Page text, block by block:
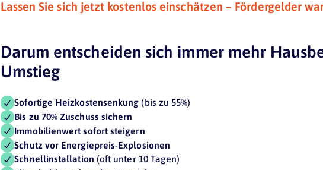
Lassen Sie sich jetzt kostenlos einschätzen – Fördergelder
Darum entscheiden sich immer mehr
Umstieg
Sofortige Heizkostensenkung (bis zu 55%)
Bis zu 70% Zuschuss sichern
Immobilienwert sofort steigern
Schutz vor Energiepreis-Explosionen
Schnellinstallation (oft unter 10 Tagen)